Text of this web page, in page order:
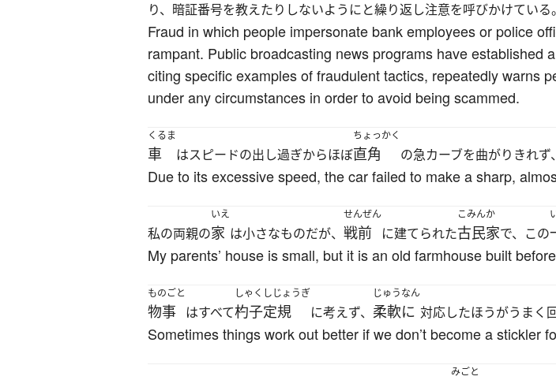
り、暗証番号を教えたりしないようにと繰り返し注意を呼びかけている。
Fraud in which people impersonate bank employees or police
rampant. Public broadcasting news programs have established
citing specific examples of fraudulent tactics, repeatedly warns
under any circumstances in order to avoid being scammed.
くるま
車 はスピードの出し過ぎからほぼ
ちょっかく
直角 の急カーブを曲がりきれず
Due to its excessive speed, the car failed to make a sharp,
私の両親の
いえ
家 は小さなものだが、
せんぜん
戦前 に建てられた
こみんか
古民家で、この
My parents’ house is small, but it is an old farmhouse built
ものごと
物事 はすべて
しゃくしじょうぎ
杓子定規 に考えず、
じゅうなん
柔軟に 対応したほうがうまく
Sometimes things work out better if we don’t become a stickler
みごと